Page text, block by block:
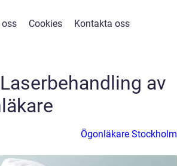
oss Cookies Kontakta oss
av
Ögonläkare Stockholm